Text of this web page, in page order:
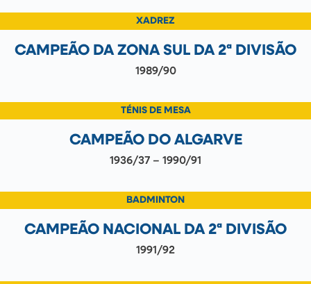
XADREZ
CAMPEÃO DA ZONA SUL DA 2ª DIVISÃO
1989/90
TÉNIS DE MESA
CAMPEÃO DO ALGARVE
1936/37 – 1990/91
BADMINTON
CAMPEÃO NACIONAL DA 2ª DIVISÃO
1991/92